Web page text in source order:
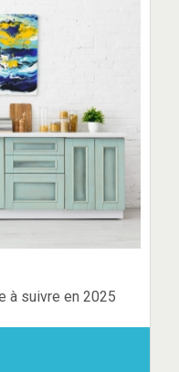
à suivre en 2025